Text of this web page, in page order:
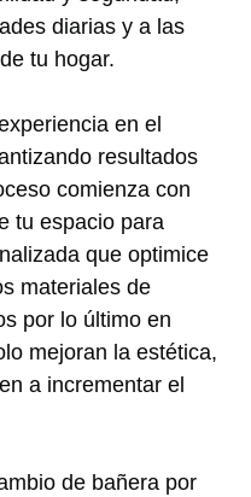
diarias y a las
tu hogar.
en el
resultados
comienza con
tu espacio para
que optimice
materiales de
por lo último en
mejoran la estética,
a incrementar el
de bañera por